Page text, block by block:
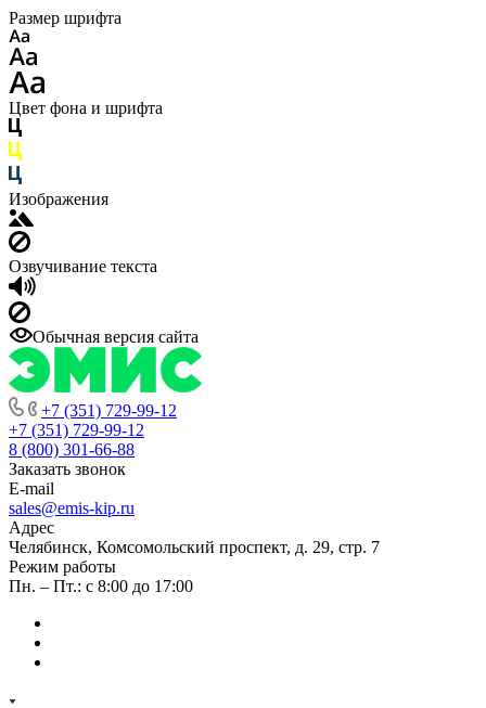
Размер шрифта
Цвет фона и шрифта
Изображения
Озвучивание текста
Обычная версия сайта
+7 (351) 729-99-12
+7 (351) 729-99-12
8 (800) 301-66-88
Заказать звонок
E-mail
sales@emis-kip.ru
Адрес
Челябинск, Комсомольский проспект, д. 29, стр. 7
Режим работы
Пн. – Пт.: с 8:00 до 17:00